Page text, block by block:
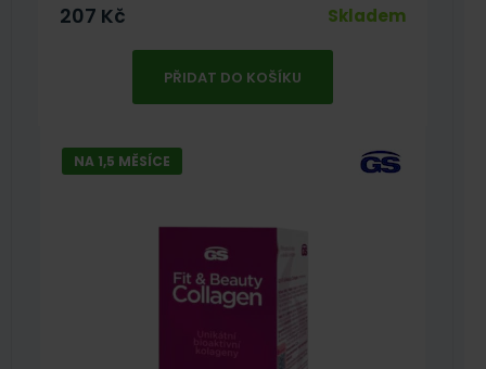
207 Kč Skladem
PŘIDAT DO KOŠÍKU
NA 1,5 MĚSÍCE